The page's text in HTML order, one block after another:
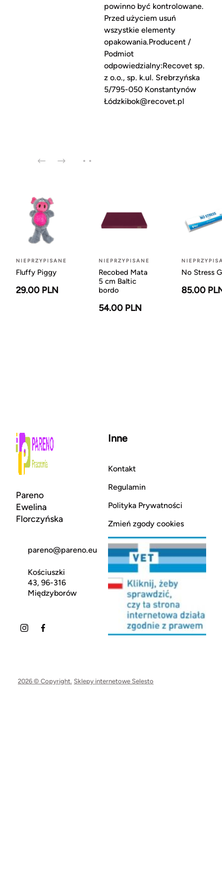
powinno być kontrolowane.
Przed użyciem usuń
wszystkie elementy
opakowania.Producent /
Podmiot
odpowiedzialny:Recovet sp.
z o.o., sp. k.ul. Srebrzyńska
5/795-050 Konstantynów
Łódzkibok@recovet.pl
NIEPRZYPISANE
Fluffy Piggy
29.00 PLN
NIEPRZYPISANE
Recobed Mata
5 cm Baltic
bordo
54.00 PLN
No Stress
85.00
Pareno
Ewelina
Florczyńska
pareno@pareno.eu
Kościuszki
43, 96-316
Międzyborów
Inne
Kontakt
Regulamin
Polityka Prywatności
Zmień zgody cookies
2026 © Copyright. Sklepy internetowe Selesto